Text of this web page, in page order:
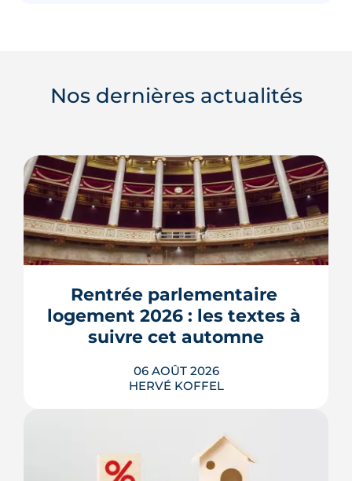
Nos dernières actualités
Rentrée parlementaire
logement 2026 : les textes à
suivre cet automne
06 AOÛT 2026
HERVÉ KOFFEL
Après un printemps d'annonces,